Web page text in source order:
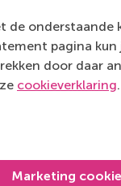
de onderstaande
pagina kun
door daar
cookieverklaring.
Marketing